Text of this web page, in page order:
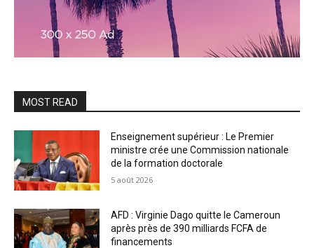
MOST READ
Enseignement supérieur : Le Premier
ministre crée une Commission nationale
de la formation doctorale
5 août 2026
AFD : Virginie Dago quitte le Cameroun
après près de 390 milliards FCFA de
financements